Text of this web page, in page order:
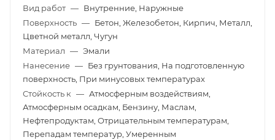
Вид работ — Внутренние, Наружные
Поверхность — Бетон, Железобетон, Кирпич, Металл,
Цветной металл, Чугун
Материал — Эмали
Нанесение — Без грунтования, На подготовленную
поверхность, При минусовых температурах
Стойкость к — Атмосферным воздействиям,
Атмосферным осадкам, Бензину, Маслам,
Нефтепродуктам, Отрицательным температурам,
Перепадам температур, Умеренным